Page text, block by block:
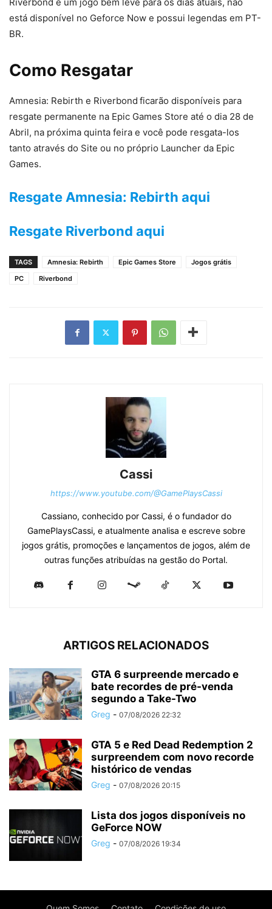
está disponível no Geforce Now e possui legendas em PT-
BR.
Como Resgatar
Amnesia: Rebirth e Riverbond ficarão disponíveis para
resgate permanente na Epic Games Store até o dia 28 de
Abril, na próxima quinta feira e você pode resgata-los
tanto através do Site ou no próprio Launcher da Epic
Games.
Resgate Amnesia: Rebirth aqui
Resgate Riverbond aqui
TAGS Amnesia: Rebirth Epic Games Store
Jogos grátis
PC
Riverbond
Cassi
https://www.youtube.com/@GamePlaysCassi
Cassiano, conhecido por Cassi, é o fundador do
GamePlaysCassi, e atualmente analisa e escreve sobre
jogos grátis, promoções e lançamentos de jogos, além de
outras funções atribuídas na gestão do Portal.
ARTIGOS RELACIONADOS
GTA 6 surpreende mercado e
bate recordes de pré-venda
segundo a Take-Two
Greg - 07/08/2026 22:32
GTA 5 e Red Dead Redemption 2
surpreendem com novo recorde
histórico de vendas
Greg - 07/08/2026 20:15
Lista dos jogos disponíveis no
GeForce NOW
Greg - 07/08/2026 19:34